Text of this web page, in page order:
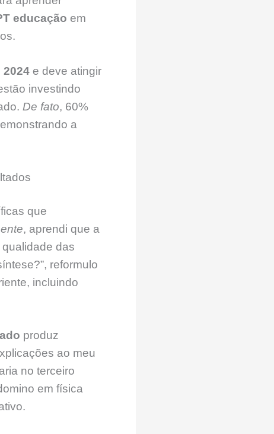
educação em
2024e deve atingir
investindo
De fato, 60%
a
que
, aprendi que a
das
reformulo
incluindo
produz
ao meu
no terceiro
em física